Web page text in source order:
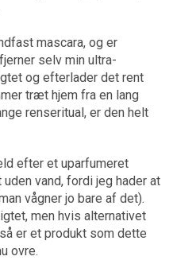
mascara, og er
selv min ultra-
og efterlader det rent
træt hjem fra en lang
renseritual, er den helt
efter et uparfumeret
vand, fordi jeg hader at
vågner jo bare af det).
men hvis alternativet
er et produkt som dette
ovre.